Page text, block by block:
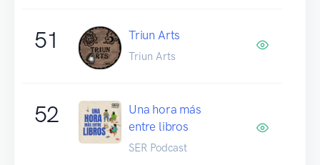
51 Triun Arts
Triun Arts
52
Una hora más
entre libros
SER Podcast